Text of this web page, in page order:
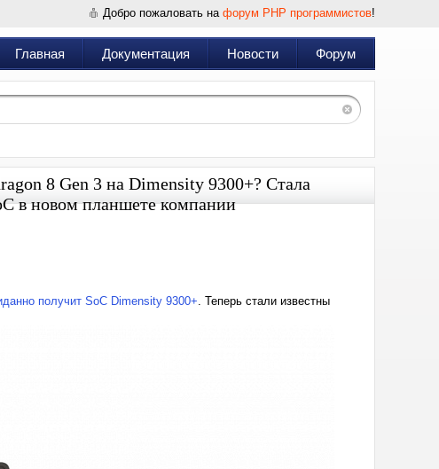
Добро пожаловать на форум PHP программистов!
Главная Документация Новости Форум
8 Gen 3 на Dimensity 9300+? Стала
в новом планшете компании
получит SoC Dimensity 9300+. Теперь стали известны